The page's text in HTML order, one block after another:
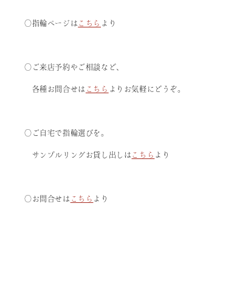
〇指輪ページは こちら より
〇ご来店予約やご相談など、
各種お問合せは こちら よりお気軽にどうぞ。
〇ご自宅で指輪選びを。
サンプルリングお貸し出しは こちら より
〇お問合せは こちら より